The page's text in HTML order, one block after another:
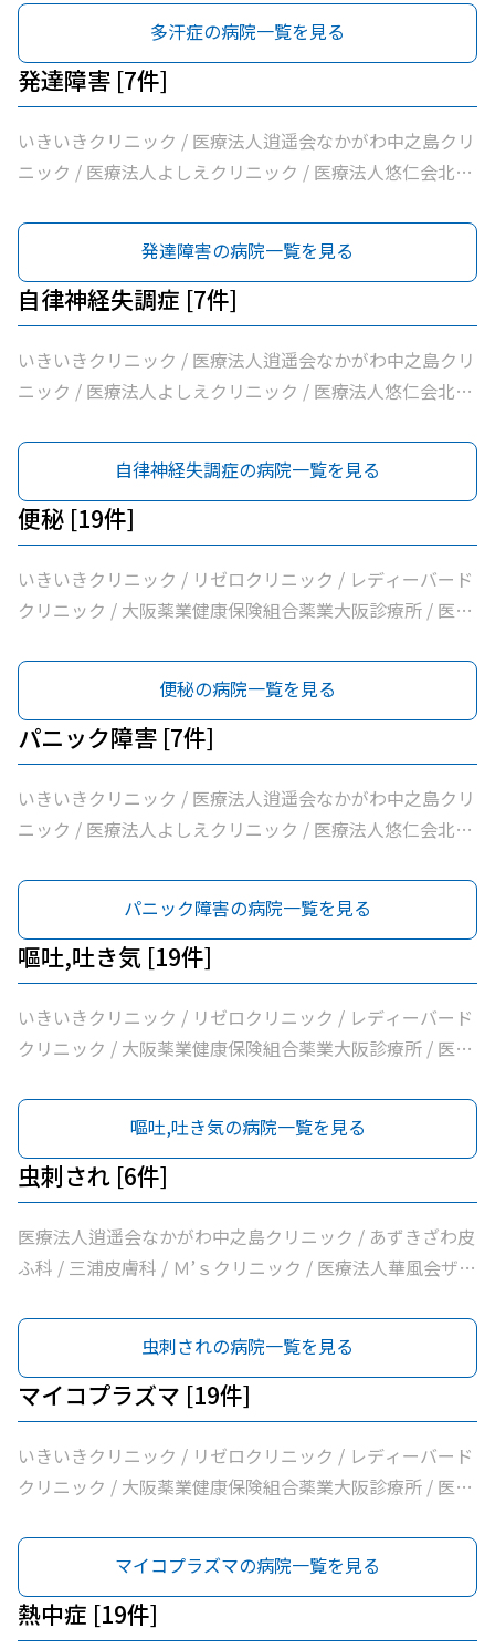
フ科クリニック
多汗症の病院一覧を見る
発達障害 [7件]
いきいきクリニック / 医療法人逍遥会なかがわ中之島クリ
ニック / 医療法人よしえクリニック / 医療法人悠仁会北浜
ク / おおうらメンタルクリニック
発達障害の病院一覧を見る
自律神経失調症 [7件]
いきいきクリニック / 医療法人逍遥会なかがわ中之島クリ
ニック / 医療法人よしえクリニック / 医療法人悠仁会北浜
ク / おおうらメンタルクリニック
自律神経失調症の病院一覧を見る
便秘 [19件]
いきいきクリニック / リゼロクリニック / レディーバード
クリニック / 大阪薬業健康保険組合薬業大阪診療所 / 医療
医療法人中田クリニック / 医療法人よしえクリニック / 西
沢クリニック / エイゼンクリニック / 大橋クリニック /
Ｍ’ｓクリニック / 虎谷診療所 / 杉林内科クリニック / 北浜
よしおか内科クリニック / 曲直部クリニック / 今泉医院 /
ＡＭＡＣｌｉｎｉｃ淡路町院 / 日本経済新聞社大阪本社診
療所
便秘の病院一覧を見る
パニック障害 [7件]
いきいきクリニック / 医療法人逍遥会なかがわ中之島クリ
ニック / 医療法人よしえクリニック / 医療法人悠仁会北浜
ク / おおうらメンタルクリニック
パニック障害の病院一覧を見る
嘔吐,吐き気 [19件]
いきいきクリニック / リゼロクリニック / レディーバード
クリニック / 大阪薬業健康保険組合薬業大阪診療所 / 医療
医療法人中田クリニック / 医療法人よしえクリニック / 西
沢クリニック / エイゼンクリニック / 大橋クリニック /
Ｍ’ｓクリニック / 虎谷診療所 / 杉林内科クリニック / 北浜
よしおか内科クリニック / 曲直部クリニック / 今泉医院 /
ＡＭＡＣｌｉｎｉｃ淡路町院 / 日本経済新聞社大阪本社診
療所
嘔吐,吐き気の病院一覧を見る
虫刺され [6件]
医療法人逍遥会なかがわ中之島クリニック / あずきざわ皮
ふ科 / 三浦皮膚科 / Ｍ’ｓクリニック / 医療法人華風会ザ・
フ科クリニック
虫刺されの病院一覧を見る
マイコプラズマ [19件]
いきいきクリニック / リゼロクリニック / レディーバード
クリニック / 大阪薬業健康保険組合薬業大阪診療所 / 医療
医療法人中田クリニック / 医療法人よしえクリニック / 西
沢クリニック / エイゼンクリニック / 大橋クリニック /
Ｍ’ｓクリニック / 虎谷診療所 / 杉林内科クリニック / 北浜
よしおか内科クリニック / 曲直部クリニック / 今泉医院 /
マイコプラズマの病院一覧を見る
熱中症 [19件]